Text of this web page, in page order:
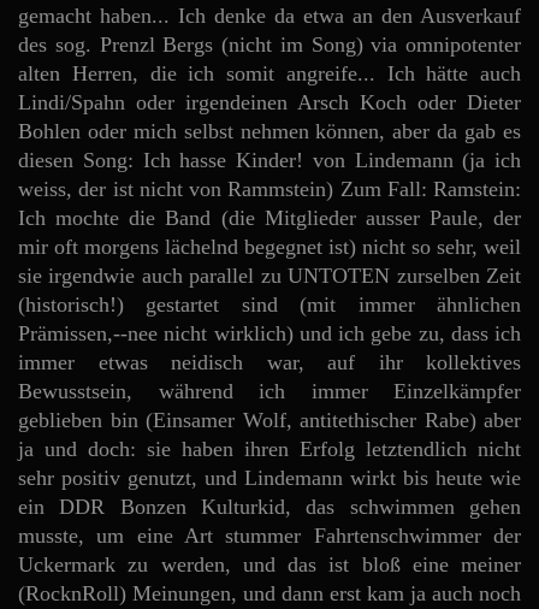
gemacht haben... Ich denke da etwa an den Ausverkauf
des sog. Prenzl Bergs (nicht im Song) via omnipotenter
alten Herren, die ich somit angreife... Ich hätte auch
Lindi/Spahn oder irgendeinen Arsch Koch oder Dieter
Bohlen oder mich selbst nehmen können, aber da gab es
diesen Song: Ich hasse Kinder! von Lindemann (ja ich
weiss, der ist nicht von Rammstein) Zum Fall: Ramstein:
Ich mochte die Band (die Mitglieder ausser Paule, der
mir oft morgens lächelnd begegnet ist) nicht so sehr, weil
sie irgendwie auch parallel zu UNTOTEN zurselben Zeit
(historisch!) gestartet sind (mit immer ähnlichen
Prämissen,--nee nicht wirklich) und ich gebe zu, dass ich
immer etwas neidisch war, auf ihr kollektives
Bewusstsein, während ich immer Einzelkämpfer
geblieben bin (Einsamer Wolf, antitethischer Rabe) aber
ja und doch: sie haben ihren Erfolg letztendlich nicht
sehr positiv genutzt, und Lindemann wirkt bis heute wie
ein DDR Bonzen Kulturkid, das schwimmen gehen
musste, um eine Art stummer Fahrtenschwimmer der
Uckermark zu werden, und das ist bloß eine meiner
(RocknRoll) Meinungen, und dann erst kam ja auch noch